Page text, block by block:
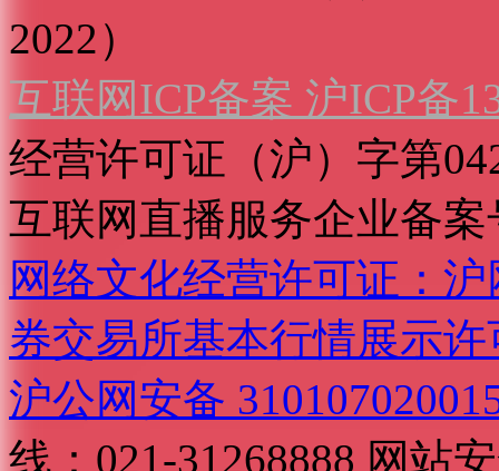
2022）
互联网ICP备案 沪ICP备
经营许可证（沪）字第
互联网直播服务企业备案
网络文化经营许可证：
券交易所基本行情展示许
沪公网安备
线：021-31268888 网站